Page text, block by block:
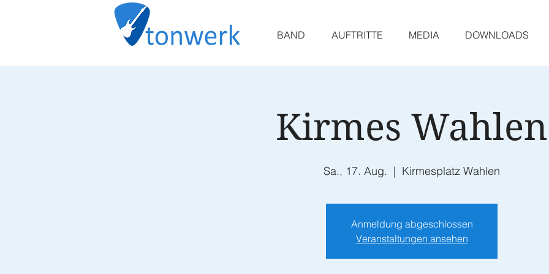
BAND AUFTRITTE MEDIA DOWNLOADS
Kirmes Wahlen
Sa., 17. Aug.
  |
Kirmesplatz Wahlen
Anmeldung abgeschlossen
Veranstaltungen ansehen